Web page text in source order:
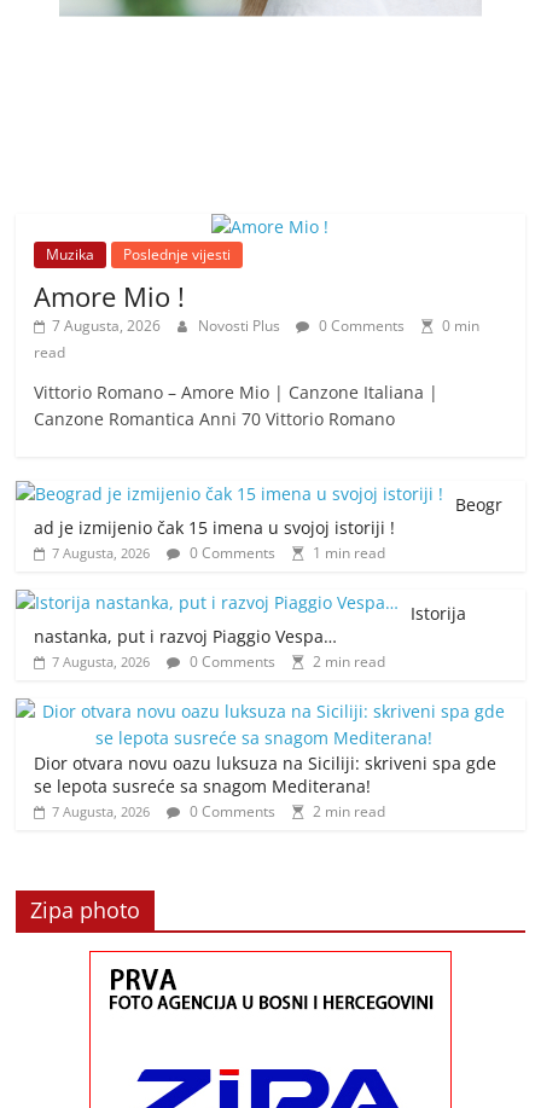
Muzika Poslednje vijesti
Amore Mio !
7 Augusta, 2026 Novosti Plus 0 Comments
0 min
read
Vittorio Romano – Amore Mio | Canzone Italiana |
Canzone Romantica Anni 70 Vittorio Romano
Beogr
ad je izmijenio čak 15 imena u svojoj istoriji !
7 Augusta, 2026 0 Comments 1 min read
Istorija
nastanka, put i razvoj Piaggio Vespa…
7 Augusta, 2026 0 Comments 2 min read
Dior otvara novu oazu luksuza na Siciliji: skriveni spa gde
se lepota susreće sa snagom Mediterana!
7 Augusta, 2026 0 Comments 2 min read
Zipa photo